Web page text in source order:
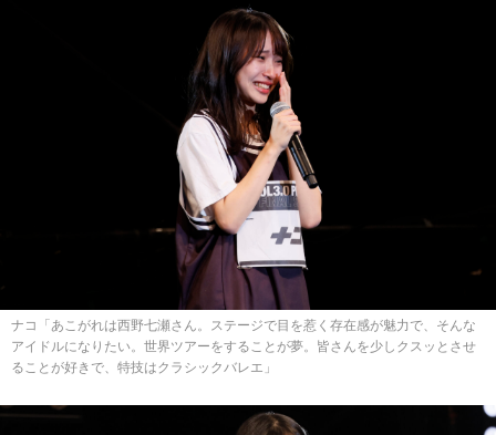
ナコ「あこがれは西野七瀬さん。ステージで目を惹く存在感が魅力で、そんな
アイドルになりたい。世界ツアーをすることが夢。皆さんを少しクスッとさせ
ることが好きで、特技はクラシックバレエ」